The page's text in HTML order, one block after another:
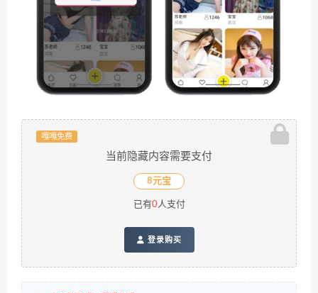
嘎嘎免费
当前隐藏内容需要支付
8元宝
已有0人支付
登录购买